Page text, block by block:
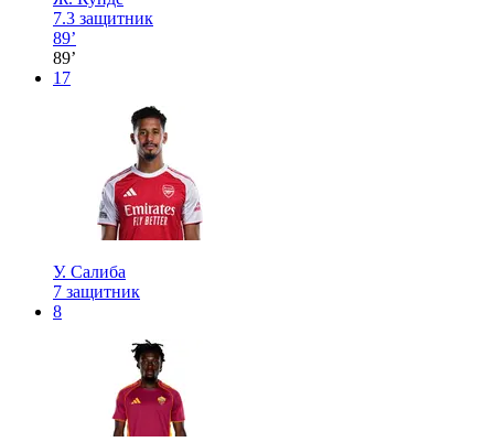
7.3 защитник
89’
89’
17
У. Салиба
7 защитник
8